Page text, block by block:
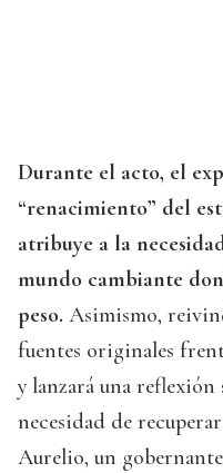
Durante el acto, el
“renacimiento” del
atribuye a la
mundo cambiante
peso. Asimismo,
fuentes originales
y lanzará una
necesidad de
Aurelio, un